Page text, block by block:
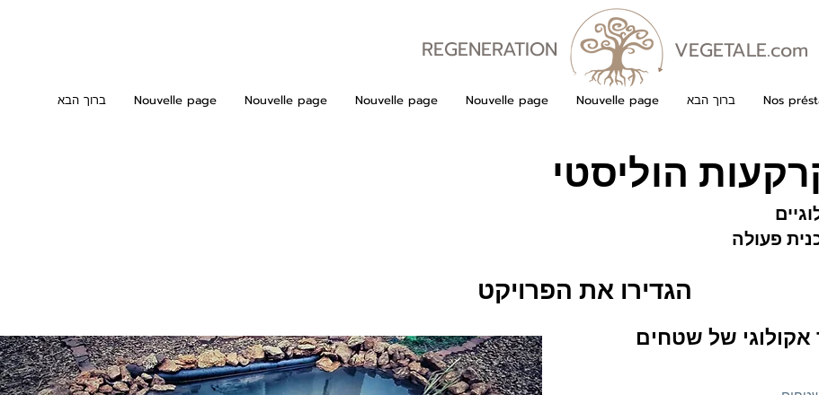
REGENERATION VEGETALE.com
ברוך הבא Nouvelle page Nouvelle page Nouvelle page Nouvelle page Nouvelle page ברוך הבא Nos
הוליסטי
פעולה
הגדירו את הפרויקט
של שטחים